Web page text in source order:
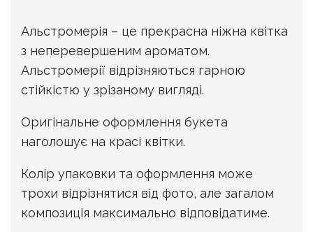
Альстромерія – це прекрасна ніжна квітка
з неперевершеним ароматом.
Альстромерії відрізняються гарною
стійкістю у зрізаному вигляді.
Оригінальне оформлення букета
наголошує на красі квітки.
Колір упаковки та оформлення може
трохи відрізнятися від фото, але загалом
композиція максимально відповідатиме.